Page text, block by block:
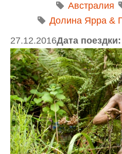
Австралия
Долина Ярра &
Дата поездки:
27.12.2016